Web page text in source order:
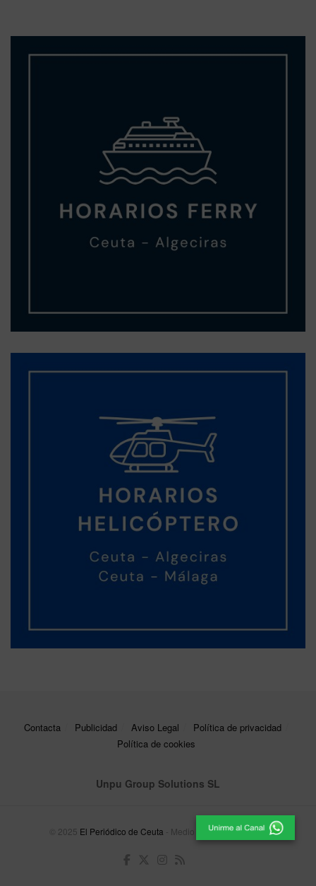
Contacta Publicidad Aviso Legal
Política de privacidad
Política de cookies
Unpu Group Solutions SL
© 2025 El Periódico de Ceuta - Medio de Comunicación